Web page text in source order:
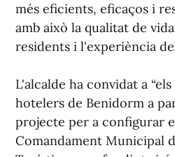
més eficients, eficaços i
amb això la qualitat de
residents i l'experiència
L'alcalde ha convidat a
hotelers de Benidorm a
projecte per a configurar
Comandament Municipal